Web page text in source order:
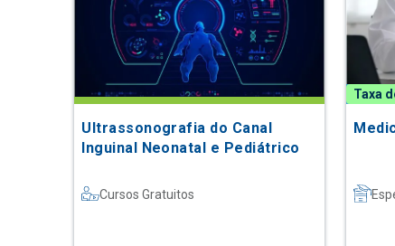
Ultrassonografia do Canal
Inguinal Neonatal e Pediátrico
Cursos Gratuitos
Taxa